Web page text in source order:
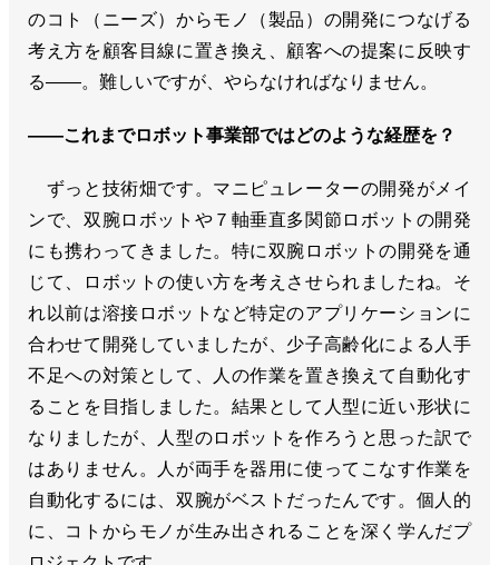
のコト（ニーズ）からモノ（製品）の開発につなげる
考え方を顧客目線に置き換え、顧客への提案に反映す
る――。難しいですが、やらなければなりません。
――これまでロボット事業部ではどのような経歴を？
ずっと技術畑です。マニピュレーターの開発がメイ
ンで、双腕ロボットや７軸垂直多関節ロボットの開発
にも携わってきました。特に双腕ロボットの開発を通
じて、ロボットの使い方を考えさせられましたね。そ
れ以前は溶接ロボットなど特定のアプリケーションに
合わせて開発していましたが、少子高齢化による人手
不足への対策として、人の作業を置き換えて自動化す
ることを目指しました。結果として人型に近い形状に
なりましたが、人型のロボットを作ろうと思った訳で
はありません。人が両手を器用に使ってこなす作業を
自動化するには、双腕がベストだったんです。個人的
に、コトからモノが生み出されることを深く学んだプ